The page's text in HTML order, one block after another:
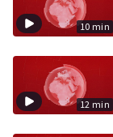
10 min
12 min